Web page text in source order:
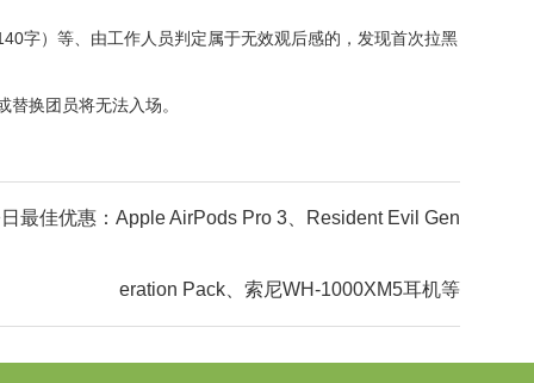
字）等、由工作人员判定属于无效观后感的，发现首次拉黑
换团员将无法入场。
最佳优惠：Apple AirPods Pro 3、Resident Evil Gen
eration Pack、索尼WH-1000XM5耳机等